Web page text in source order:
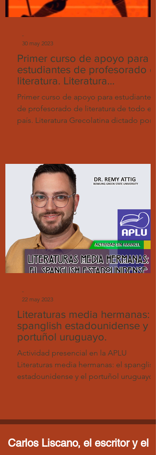
Primer curso de apoyo para
estudiantes de profesorado de
literatura. Literatura
Grecolatina.
Primer curso de apoyo para estudiantes
de profesorado de literatura de todo el
país. Literatura Grecolatina dictado por la
-
30 may 2023
Literaturas media hermanas: el
spanglish estadounidense y el
portuñol uruguayo.
Actividad presencial en la APLU
Literaturas media hermanas: el spanglish
estadounidense y el portuñol uruguayo.
-
22 may 2023
Carlos Liscano, el escritor y el